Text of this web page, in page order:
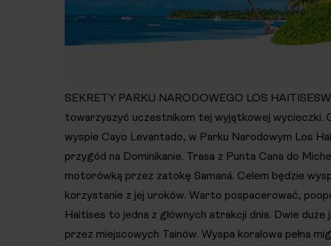
SEKRETY PARKU NARODOWEGO LOS
towarzyszyć uczestnikom tej wyjątkowej wycieczki.
wyspie Cayo Levantado, w Parku Narodowym Los
przygód na Dominikanie. Trasa z Punta Cana do
motorówką przez zatokę Samaná. Celem będzie
korzystanie z jej uroków. Warto pospacerować,
Haitises to jedna z głównych atrakcji dnia. Dwie
przez miejscowych Tainów. Wyspa koralowa pełna